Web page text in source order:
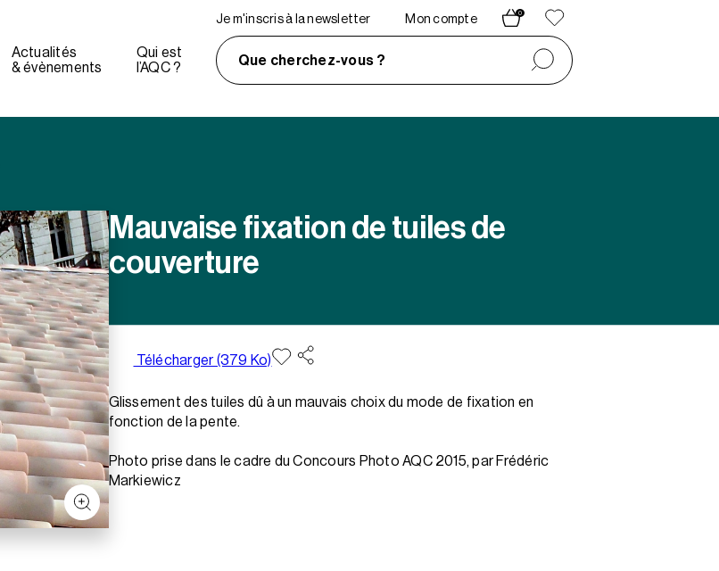
Actualités
& évènements
Qui est
l’AQC ?
Je m'inscris à la newsletter Mon compte
0
Que cherchez-vous ?
Mauvaise fixation de tuiles de
couverture
Télécharger (379 Ko)
Glissement des tuiles dû à un mauvais choix du mode de fixation en
fonction de la pente.
Photo prise dans le cadre du Concours Photo AQC 2015, par Frédéric
Markiewicz